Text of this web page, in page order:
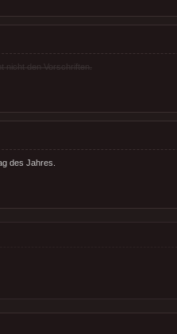
nicht den Vorschriften.
des Jahres.